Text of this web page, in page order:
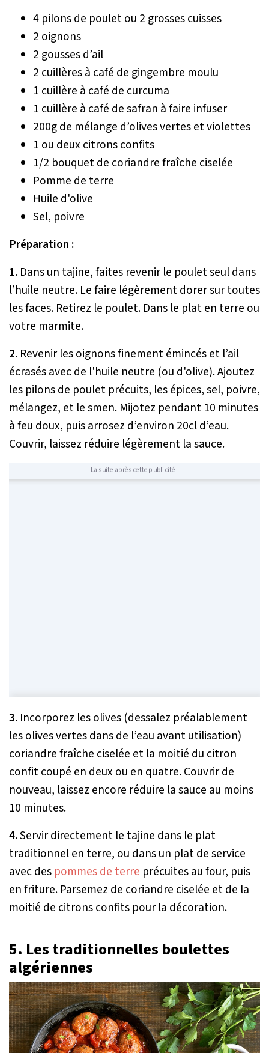
4 pilons de poulet ou 2 grosses cuisses
2 oignons
2 gousses d’ail
2 cuillères à café de gingembre moulu
1 cuillère à café de curcuma
1 cuillère à café de safran à faire infuser
200g de mélange d’olives vertes et violettes
1 ou deux citrons confits
1/2 bouquet de coriandre fraîche ciselée
Pomme de terre
Huile d'olive
Sel, poivre
Préparation :
1. Dans un tajine, faites revenir le poulet seul dans
l’huile neutre. Le faire légèrement dorer sur toutes
les faces. Retirez le poulet. Dans le plat en terre ou
votre marmite.
2. Revenir les oignons finement émincés et l’ail
écrasés avec de l'huile neutre (ou d'olive). Ajoutez
les pilons de poulet précuits, les épices, sel, poivre,
mélangez, et le smen. Mijotez pendant 10 minutes
à feu doux, puis arrosez d’environ 20cl d’eau.
Couvrir, laissez réduire légèrement la sauce.
La suite après cette publicité
3. Incorporez les olives (dessalez préalablement
les olives vertes dans de l’eau avant utilisation)
coriandre fraîche ciselée et la moitié du citron
confit coupé en deux ou en quatre. Couvrir de
nouveau, laissez encore réduire la sauce au moins
10 minutes.
4.Servir directement le tajine dans le plat
traditionnel en terre, ou dans un plat de service
avec des pommes de terre précuites au four, puis
en friture. Parsemez de coriandre ciselée et de la
moitié de citrons confits pour la décoration.
5. Les traditionnelles boulettes
algériennes